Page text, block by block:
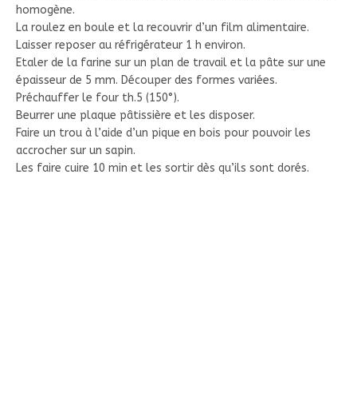
homogène.
La roulez en boule et la recouvrir d’un film alimentaire.
Laisser reposer au réfrigérateur 1 h environ.
Etaler de la farine sur un plan de travail et la pâte sur une
épaisseur de 5 mm. Découper des formes variées.
Préchauffer le four th.5 (150°).
Beurrer une plaque pâtissière et les disposer.
Faire un trou à l’aide d’un pique en bois pour pouvoir les
accrocher sur un sapin.
Les faire cuire 10 min et les sortir dès qu’ils sont dorés.